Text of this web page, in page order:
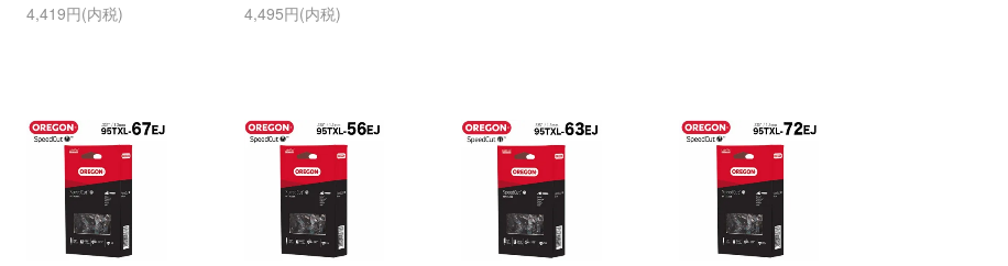
4,419円(内税)
4,495円(内税)